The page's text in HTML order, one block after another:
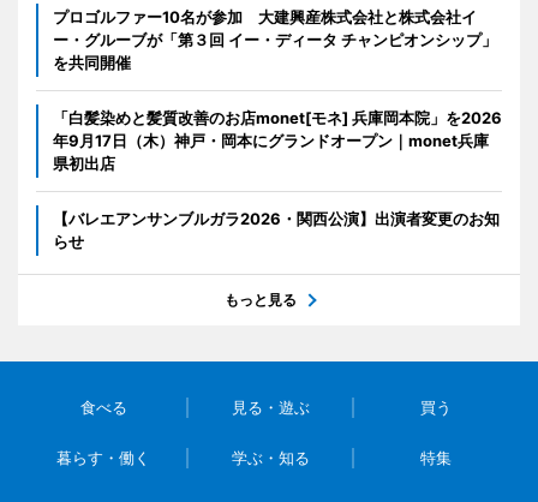
プロゴルファー10名が参加 大建興産株式会社と株式会社イ
ー・グルーブが「第３回 イー・ディータ チャンピオンシップ」
を共同開催
「白髪染めと髪質改善のお店monet[モネ] 兵庫岡本院」を2026
年9月17日（木）神戸・岡本にグランドオープン｜monet兵庫
県初出店
【バレエアンサンブルガラ2026・関西公演】出演者変更のお知
らせ
もっと見る
食べる 見る・遊ぶ 買う
暮らす・働く 学ぶ・知る 特集